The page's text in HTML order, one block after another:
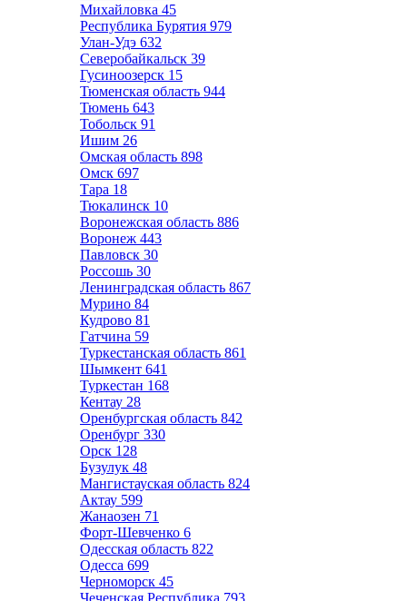
Михайловка 45
Республика Бурятия 979
Улан-Удэ 632
Северобайкальск 39
Гусиноозерск 15
Тюменская область 944
Тюмень 643
Тобольск 91
Ишим 26
Омская область 898
Омск 697
Тара 18
Тюкалинск 10
Воронежская область 886
Воронеж 443
Павловск 30
Россошь 30
Ленинградская область 867
Мурино 84
Кудрово 81
Гатчина 59
Туркестанская область 861
Шымкент 641
Туркестан 168
Кентау 28
Оренбургская область 842
Оренбург 330
Орск 128
Бузулук 48
Мангистауская область 824
Актау 599
Жанаозен 71
Форт-Шевченко 6
Одесская область 822
Одесса 699
Черноморск 45
Чеченская Республика 793